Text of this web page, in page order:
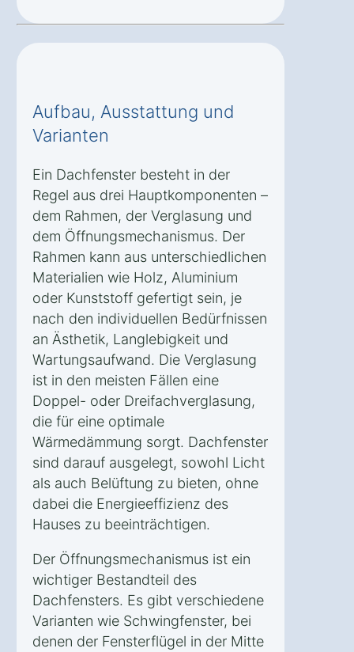
Aufbau, Ausstattung und
Varianten
Ein Dachfenster besteht in der
Regel aus drei Hauptkomponenten –
dem Rahmen, der Verglasung und
dem Öffnungsmechanismus. Der
Rahmen kann aus unterschiedlichen
Materialien wie Holz, Aluminium
oder Kunststoff gefertigt sein, je
nach den individuellen Bedürfnissen
an Ästhetik, Langlebigkeit und
Wartungsaufwand. Die Verglasung
ist in den meisten Fällen eine
Doppel- oder Dreifachverglasung,
die für eine optimale
Wärmedämmung sorgt. Dachfenster
sind darauf ausgelegt, sowohl Licht
als auch Belüftung zu bieten, ohne
dabei die Energieeffizienz des
Hauses zu beeinträchtigen.
Der Öffnungsmechanismus ist ein
wichtiger Bestandteil des
Dachfensters. Es gibt verschiedene
Varianten wie Schwingfenster, bei
denen der Fensterflügel in der Mitte